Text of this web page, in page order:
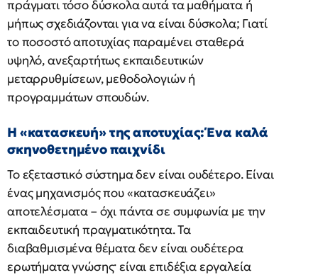
πράγματι τόσο δύσκολα αυτά τα μαθήματα ή
μήπως σχεδιάζονται για να είναι δύσκολα; Γιατί
το ποσοστό αποτυχίας παραμένει σταθερά
υψηλό, ανεξαρτήτως εκπαιδευτικών
μεταρρυθμίσεων, μεθοδολογιών ή
προγραμμάτων σπουδών.
Η «κατασκευή» της αποτυχίας: Ένα καλά
σκηνοθετημένο παιχνίδι
Το εξεταστικό σύστημα δεν είναι ουδέτερο. Είναι
ένας μηχανισμός που «κατασκευάζει»
αποτελέσματα – όχι πάντα σε συμφωνία με την
εκπαιδευτική πραγματικότητα. Τα
διαβαθμισμένα θέματα δεν είναι ουδέτερα
ερωτήματα γνώσης· είναι επιδέξια εργαλεία